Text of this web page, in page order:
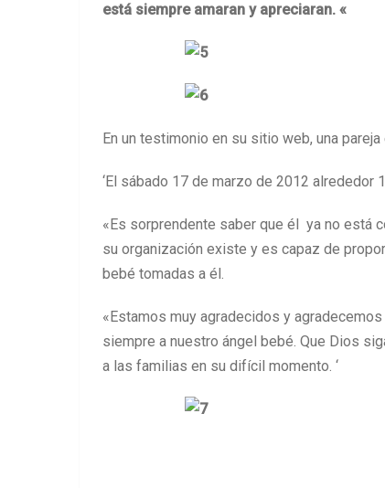
está siempre amaran y apreciaran. «
En un testimonio en su sitio web, una
‘El sábado 17 de marzo de 2012 alrededor
«Es sorprendente saber que él ya no está
su organización existe y es capaz de
bebé tomadas a él.
«Estamos muy agradecidos y
siempre a nuestro ángel bebé. Que Dios
a las familias en su difícil momento. ‘